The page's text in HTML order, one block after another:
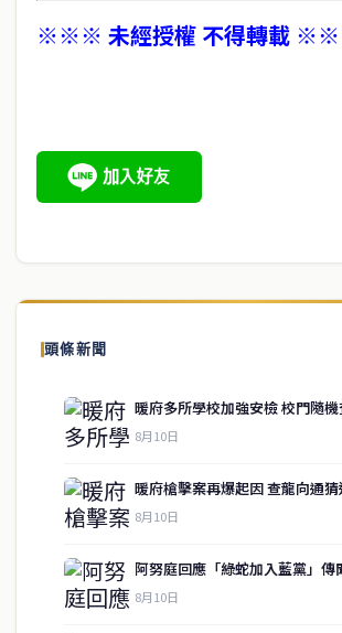
※※※ 未經授權 不得轉載
頭條新聞
暖府多所學校加強安檢 校門隨
8月10日
暖府槍擊案再爆起因 查龍向通
8月10日
阿努庭回應「綠蛇加入藍黨」傳
8月10日